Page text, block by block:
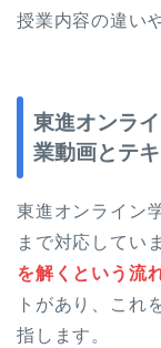
授業内容の違い
東進オンラ
業動画とテ
東進オンライン
まで対応してい
を解くという流
トがあり、これ
指します。